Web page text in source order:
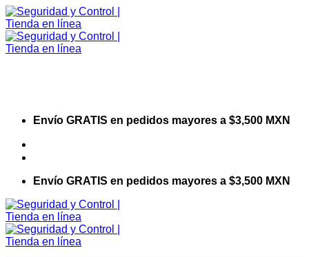
Saltar
al
contenido
Envío GRATIS en pedidos mayores a $3,500 MXN
Envío GRATIS en pedidos mayores a $3,500 MXN